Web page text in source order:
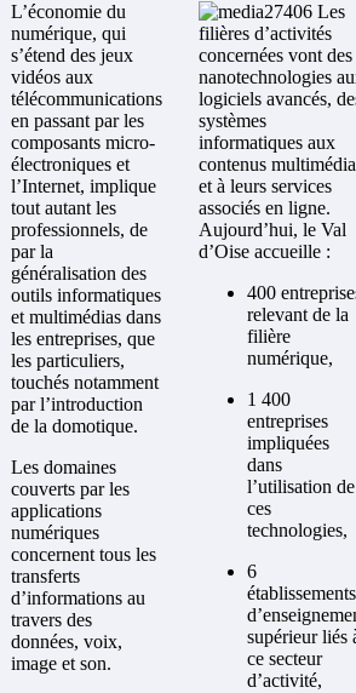
L’économie du
numérique, qui
s’étend des jeux
vidéos aux
télécommunications
en passant par les
composants micro-
électroniques et
l’Internet, implique
tout autant les
professionnels, de
par la
généralisation des
outils informatiques
et multimédias dans
les entreprises, que
les particuliers,
touchés notamment
par l’introduction
de la domotique.
Les domaines
couverts par les
applications
numériques
concernent tous les
transferts
d’informations au
travers des
données, voix,
image et son.
Les
filières d’activités
concernées vont des
nanotechnologies
logiciels avancés,
systèmes
informatiques aux
contenus
et à leurs services
associés en ligne.
Aujourd’hui, le Val
d’Oise accueille :
400
relevant de la
filière
numérique,
1 400
entreprises
impliquées
dans
l’utilisation de
ces
technologies,
6
établissements
supérieur liés
ce secteur
d’activité,